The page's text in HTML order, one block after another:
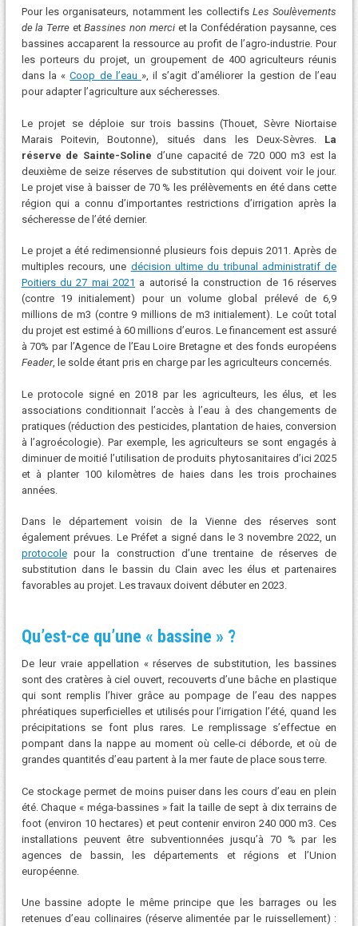
Pour les organisateurs, notamment les collectifs Les Soulèvements
de la Terre etBassines non merciet la Confédération paysanne, ces
bassines accaparent la ressource au profit de l’agro-industrie. Pour
les porteurs du projet, un groupement de 400 agriculteurs réunis
dans la «Coop de l’eau », il s’agit d’améliorer la gestion de l’eau
pour adapter l’agriculture aux sécheresses.
Le projet se déploie sur trois bassins (Thouet, Sèvre Niortaise
Marais Poitevin, Boutonne), situés dans les Deux-Sèvres. La
réserve de Sainte-Soline d’une capacité de 720 000 m3 est la
deuxième de seize réserves de substitution qui doivent voir le jour.
Le projet vise à baisser de 70 % les prélèvements en été dans cette
région qui a connu d’importantes restrictions d’irrigation après la
sécheresse de l’été dernier.
Le projet a été redimensionné plusieurs fois depuis 2011. Après de
multiples recours, une décision ultime du tribunal administratif de
Poitiers du 27 mai 2021 a autorisé la construction de 16 réserves
(contre 19 initialement) pour un volume global prélevé de 6,9
millions de m3 (contre 9 millions de m3 initialement). Le coût total
du projet est estimé à 60 millions d’euros. Le financement est assuré
à 70% par l’Agence de l’Eau Loire Bretagne et des fonds européens
Feader, le solde étant pris en charge par les agriculteurs concernés.
Le protocole signé en 2018 par les agriculteurs, les élus, et les
associations conditionnait l’accès à l’eau à des changements de
pratiques (réduction des pesticides, plantation de haies, conversion
à l’agroécologie). Par exemple, les agriculteurs se sont engagés à
diminuer de moitié l’utilisation de produits phytosanitaires d’ici 2025
et à planter 100 kilomètres de haies dans les trois prochaines
années.
Dans le département voisin de la Vienne des réserves sont
également prévues. Le Préfet a signé dans le 3 novembre 2022, un
protocolepour la construction d’une trentaine de réserves de
substitution dans le bassin du Clain avec les élus et partenaires
favorables au projet. Les travaux doivent débuter en 2023.
Qu’est-ce qu’une « bassine » ?
De leur vraie appellation « réserves de substitution, les bassines
sont des cratères à ciel ouvert, recouverts d’une bâche en plastique
qui sont remplis l’hiver grâce au pompage de l’eau des nappes
phréatiques superficielles et utilisés pour l’irrigation l’été, quand les
précipitations se font plus rares. Le remplissage s’effectue en
pompant dans la nappe au moment où celle-ci déborde, et où de
grandes quantités d’eau partent à la mer faute de place sous terre.
Ce stockage permet de moins puiser dans les cours d’eau en plein
été. Chaque « méga-bassines » fait la taille de sept à dix terrains de
foot (environ 10 hectares) et peut contenir environ 240 000 m3. Ces
installations peuvent être subventionnées jusqu’à 70 % par les
agences de bassin, les départements et régions et l’Union
européenne.
Une bassine adopte le même principe que les barrages ou les
retenues d’eau collinaires (réserve alimentée par le ruissellement) :